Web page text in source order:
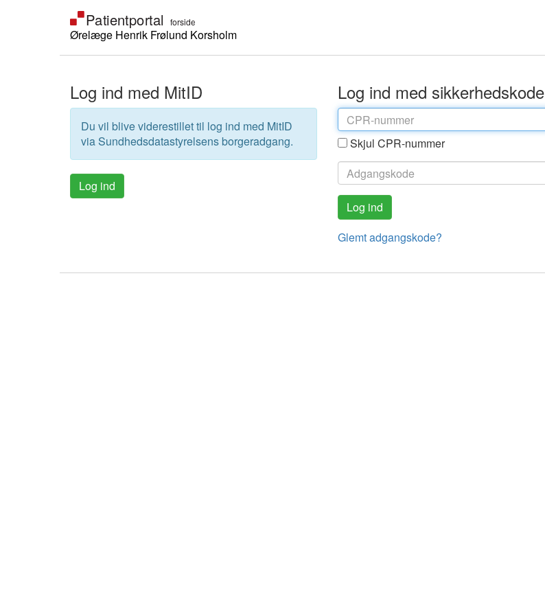
Ørelæge Henrik Frølund Korsholm
Log ind med MitID
Du vil blive viderestillet til log ind med MitID
via Sundhedsdatastyrelsens borgeradgang.
Log ind med sikkerhedskode
Skjul CPR-nummer
Glemt adgangskode?